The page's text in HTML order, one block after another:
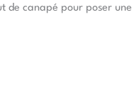
de canapé pour poser une